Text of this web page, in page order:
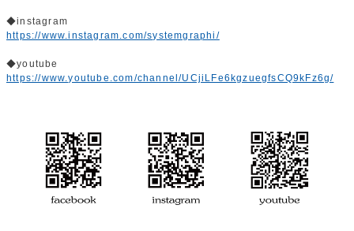
◆instagram
https://www.instagram.com/systemgraphi/
◆youtube
https://www.youtube.com/channel/UCjiLFe6kgzuegfsCQ9kFz6g/